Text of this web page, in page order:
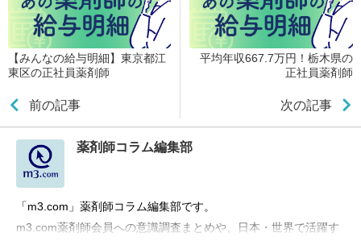
【みんなの給与明細】東京都江
東区の正社員薬剤師
前の記事
平均年収667.7万円！栃木県の
正社員薬剤師
次の記事
薬剤師コラム編集部
「m3.com」薬剤師コラム編集部です。
m3.com薬剤師会員への意識調査まとめや、日本・世界で活躍す